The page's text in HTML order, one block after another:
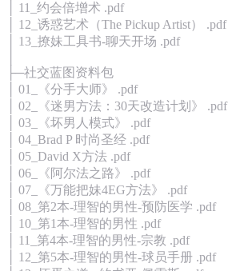
│ 11_约会倍增术 .pdf
│ 12_诱惑艺术（The Pickup Artist） .pdf
│ 13_撩妹工具书-聊天开场 .pdf
├─社交蓝图资料包
│ 01_《分手大师》 .pdf
│ 02_《迷男方法：30天改造计划》 .pdf
│ 03_《坏男人模式》 .pdf
│ 04_Brad P 时尚圣经 .pdf
│ 05_David X方法 .pdf
│ 06_《阿尔法之路》 .pdf
│ 07_《万能把妹4EG方法》 .pdf
│ 08_第2本-理智的男性-预防医学 .pdf
│ 10_第1本-理智的男性 .pdf
│ 11_第4本-理智的男性-宗教 .pdf
│ 12_第5本-理智的男性-球员手册 .pdf